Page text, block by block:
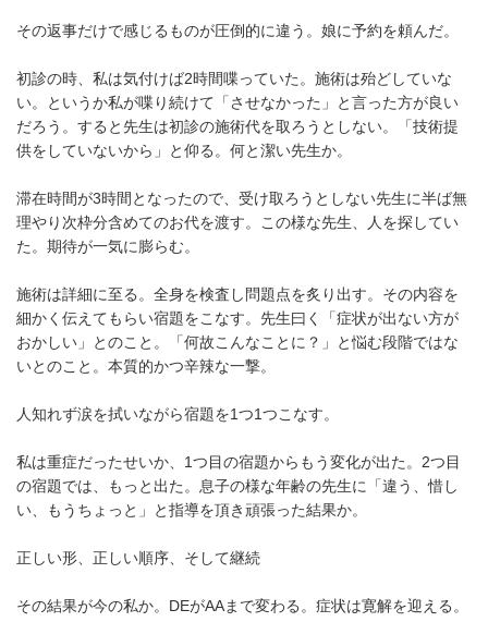
その返事だけで感じるものが圧倒的に違う。娘に予約を頼んだ。
初診の時、私は気付けば2時間喋っていた。施術は殆どしていな
い。というか私が喋り続けて「させなかった」と言った方が良い
だろう。すると先生は初診の施術代を取ろうとしない。「技術提
供をしていないから」と仰る。何と潔い先生か。
滞在時間が3時間となったので、受け取ろうとしない先生に半ば無
理やり次枠分含めてのお代を渡す。この様な先生、人を探してい
た。期待が一気に膨らむ。
施術は詳細に至る。全身を検査し問題点を炙り出す。その内容を
細かく伝えてもらい宿題をこなす。先生曰く「症状が出ない方が
おかしい」とのこと。「何故こんなことに？」と悩む段階ではな
いとのこと。本質的かつ辛辣な一撃。
人知れず涙を拭いながら宿題を1つ1つこなす。
私は重症だったせいか、1つ目の宿題からもう変化が出た。2つ目
の宿題では、もっと出た。息子の様な年齢の先生に「違う、惜し
い、もうちょっと」と指導を頂き頑張った結果か。
正しい形、正しい順序、そして継続
その結果が今の私か。DEがAAまで変わる。症状は寛解を迎える。